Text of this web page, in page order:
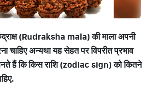
(Rudraksha mala)कीमालाअपनी
चाहिएअन्यथायहसेहतपरविपरीतप्रभाव
हैंकिकिसराशि(zodiac sign)कोकितने
.